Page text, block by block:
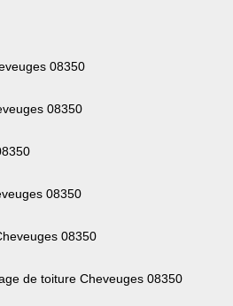
08350
08350
08350
08350
de toiture Cheveuges 08350